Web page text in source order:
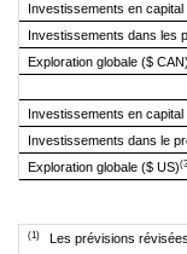
Investissements en
Investissements dans les
Exploration globale ($ CAN)
Investissements en
Investissements dans le
Exploration globale ($ US)
(1) Les prévisions